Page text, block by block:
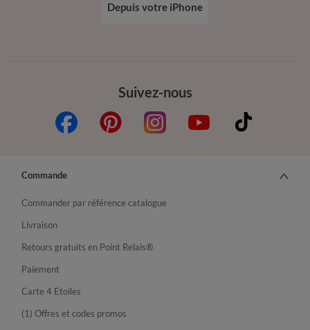
Suivez-nous
Depuis votre iPhone
Commande
Commander par référence catalogue
Livraison
Retours gratuits en Point Relais®
Paiement
Carte 4 Etoiles
(1) Offres et codes promos